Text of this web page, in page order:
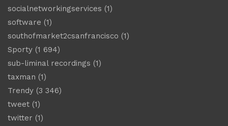
socialnetworkingservices (1)
software (1)
southofmarket2csanfrancisco (1)
Sporty (1 694)
sub-liminal recordings (1)
taxman (1)
Trendy (3 346)
tweet (1)
twitter (1)